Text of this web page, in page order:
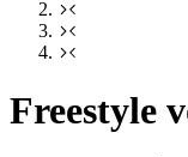
Freestyle